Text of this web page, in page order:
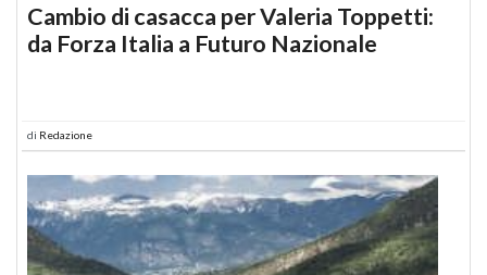
Cambio di casacca per Valeria Toppetti:
da Forza Italia a Futuro Nazionale
di Redazione